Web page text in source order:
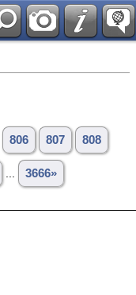
806 807 808
3666»